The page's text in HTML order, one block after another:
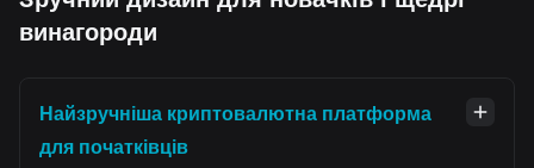
винагороди
Найзручніша криптовалютна платформа
для початківців